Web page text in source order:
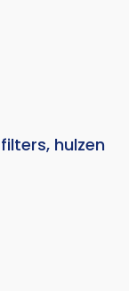
hulzen